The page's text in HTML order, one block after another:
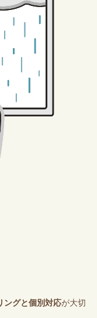
ングと個別対応が大切